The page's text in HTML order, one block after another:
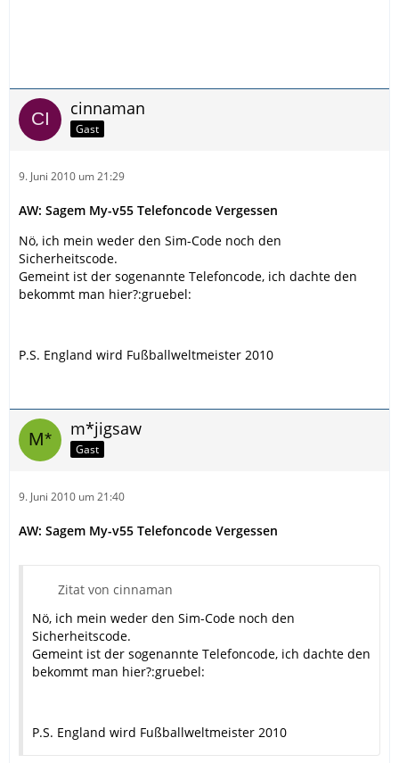
cinnaman
Gast
9. Juni 2010 um 21:29
AW: Sagem My-v55 Telefoncode Vergessen
Nö, ich mein weder den Sim-Code noch den
Sicherheitscode.
Gemeint ist der sogenannte Telefoncode, ich dachte den
bekommt man hier?:gruebel:
P.S. England wird Fußballweltmeister 2010
m*jigsaw
Gast
9. Juni 2010 um 21:40
AW: Sagem My-v55 Telefoncode Vergessen
Zitat von cinnaman
Nö, ich mein weder den Sim-Code noch den
Sicherheitscode.
Gemeint ist der sogenannte Telefoncode, ich dachte den
bekommt man hier?:gruebel:
P.S. England wird Fußballweltmeister 2010